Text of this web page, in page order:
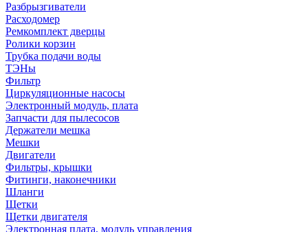
Разбрызгиватели
Расходомер
Ремкомплект дверцы
Ролики корзин
Трубка подачи воды
ТЭНы
Фильтр
Циркуляционные насосы
Электронный модуль, плата
Запчасти для пылесосов
Держатели мешка
Мешки
Двигатели
Фильтры, крышки
Фитинги, наконечники
Шланги
Щетки
Щетки двигателя
Электронная плата, модуль управления